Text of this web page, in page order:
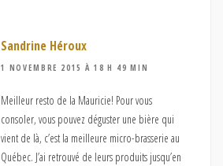
Sandrine Héroux
1 NOVEMBRE 2015 À 18 H 49 MIN
Meilleur resto de la Mauricie! Pour vous
consoler, vous pouvez déguster une bière qui
vient de là, c’est la meilleure micro-brasserie au
Québec. J’ai retrouvé de leurs produits jusqu’en